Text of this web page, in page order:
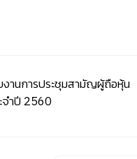
งานการประชุมสามัญผู้ถือหุ้น
จำปี 2560